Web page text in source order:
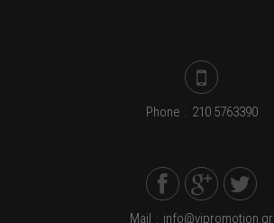
Phone : 210 5763390
Mail : info@vipromotion.gr